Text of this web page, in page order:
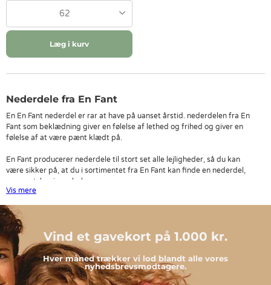
62
Læg i kurv
Nederdele fra En Fant
En En Fant nederdel er rar at have på uanset årstid. nederdelen fra En
Fant som beklædning giver en følelse af lethed og frihed og giver en
følelse af at være pænt klædt på.
En Fant producerer nederdele til stort set alle lejligheder, så du kan
være sikker på, at du i sortimentet fra En Fant kan finde en nederdel,
som matcher jeres behov.
En Fant nederdele i en lækker kvalitet
Nederdele fra En Fant og alle de andre brands fås i mange forskellige
styles, længder, mønstre og farver og i forskellige materialer. Med en En
Fant nederdel får du noget tøj, som passer ind trenden, uanset du/I er til
klassiske styles, eller til de helt sprælske farver.
Når man har med børnetøj at gøre, er der ofte flere faktorer, der spiller
Vis mere
Vind et gavekort på 1.000 kr.
Hver måned trækker vi lod blandt alle vores
nyhedsbrevsmodtagere.